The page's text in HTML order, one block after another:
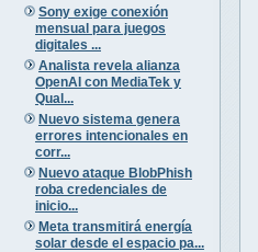
Sony exige conexión
mensual para juegos
digitales ...
Analista revela alianza
OpenAI con MediaTek y
Qual...
Nuevo sistema genera
errores intencionales en
corr...
Nuevo ataque BlobPhish
roba credenciales de
inicio...
Meta transmitirá energía
solar desde el espacio pa...